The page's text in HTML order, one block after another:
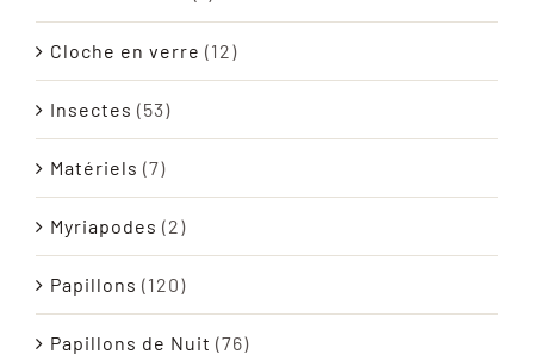
Cloche en verre (12)
Insectes (53)
Matériels (7)
Myriapodes (2)
Papillons (120)
Papillons de Nuit (76)